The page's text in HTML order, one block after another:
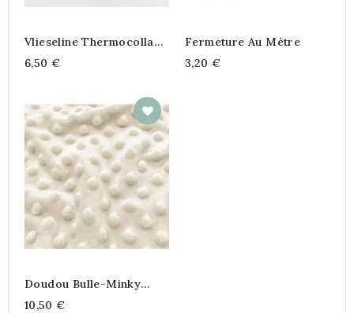
Vlieseline Thermocollant
H250
6,50 €
Fermeture Au Mètre
3,20 €
Doudou Bulle-Minky
Écru
10,50 €